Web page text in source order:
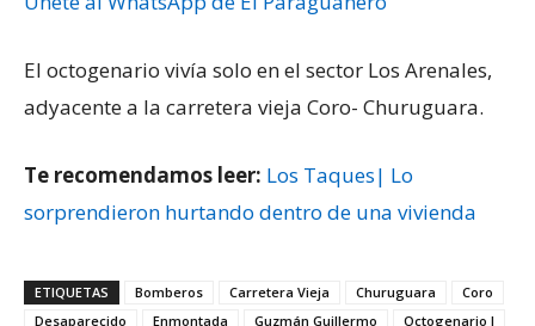
El octogenario vivía solo en el sector Los Arenales,
adyacente a la carretera vieja Coro- Churuguara.
Te recomendamos leer: Los Taques| Lo
sorprendieron hurtando dentro de una vivienda
ETIQUETAS Bomberos Carretera Vieja Churuguara
Coro
Desaparecido
Enmontada Guzmán Guillermo Octogenario l